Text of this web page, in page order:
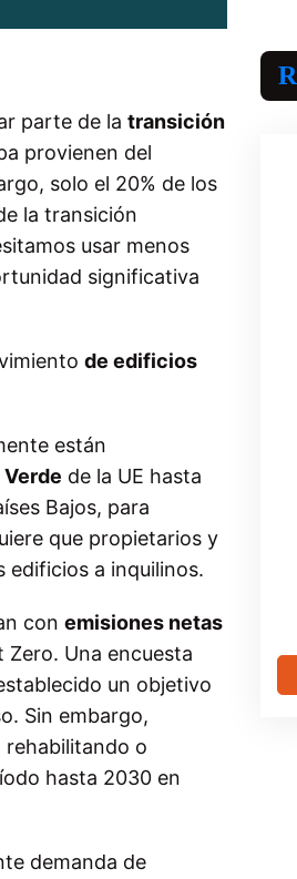
parte de la transición
provienen del
solo el 20% de los
la transición
usar menos
significativa
de edificios
están
de la UE hasta
Bajos, para
que propietarios y
edificios a inquilinos.
con emisiones netas
Una encuesta
un objetivo
Sin embargo,
rehabilitando o
hasta 2030 en
demanda de